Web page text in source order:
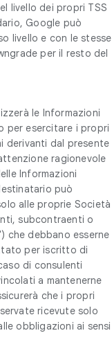
livello dei propri TSS
Google può
livello e con le stesse
per il resto del
le Informazioni
per esercitare i propri
derivanti dal presente
ragionevole
Informazioni
può
alle proprie Società
subcontraenti o
che debbano esserne
per iscritto di
di consulenti
a mantenerne
che i propri
ricevute solo
obbligazioni ai sensi